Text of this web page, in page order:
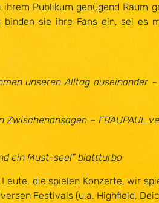
Publikum genügend
sie ihre Fans ein, sei es
unseren Alltag
Zwischenansagen –
ein Must-see!” blattturbo
die spielen Konzerte, wir
Festivals (u.a. Highfield,